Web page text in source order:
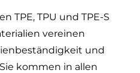
TPE, TPU und TPE-S
vereinen
und
kommen in allen